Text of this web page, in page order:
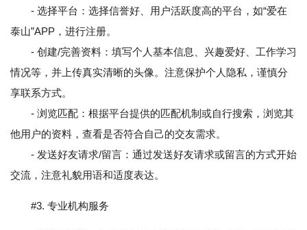
- 选择平台：选择信誉好、用户活跃度高的平台，如“爱在
泰山”APP，进行注册。
- 创建/完善资料：填写个人基本信息、兴趣爱好、工作学习
情况等，并上传真实清晰的头像。注意保护个人隐私，谨慎分
享联系方式。
- 浏览匹配：根据平台提供的匹配机制或自行搜索，浏览其
他用户的资料，查看是否符合自己的交友需求。
- 发送好友请求/留言：通过发送好友请求或留言的方式开始
交流，注意礼貌用语和适度表达。
#3. 专业机构服务